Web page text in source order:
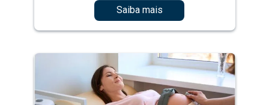
Saiba mais